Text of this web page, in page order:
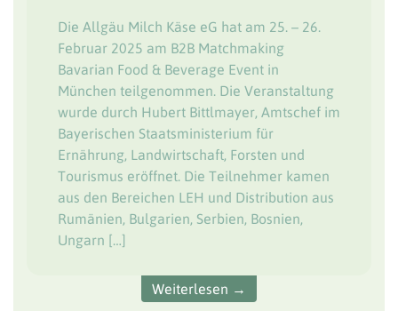
Die Allgäu Milch Käse eG hat am 25. – 26.
Februar 2025 am B2B Matchmaking
Bavarian Food & Beverage Event in
München teilgenommen. Die Veranstaltung
wurde durch Hubert Bittlmayer, Amtschef im
Bayerischen Staatsministerium für
Ernährung, Landwirtschaft, Forsten und
Tourismus eröffnet. Die Teilnehmer kamen
aus den Bereichen LEH und Distribution aus
Rumänien, Bulgarien, Serbien, Bosnien,
Ungarn […]
Weiterlesen →